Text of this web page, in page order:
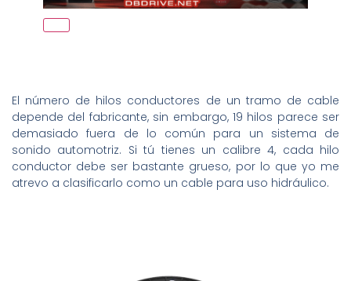
El número de hilos conductores de un tramo de cable
depende del fabricante, sin embargo, 19 hilos parece ser
demasiado fuera de lo común para un sistema de
sonido automotriz. Si tú tienes un calibre 4, cada hilo
conductor debe ser bastante grueso, por lo que yo me
atrevo a clasificarlo como un cable para uso hidráulico.